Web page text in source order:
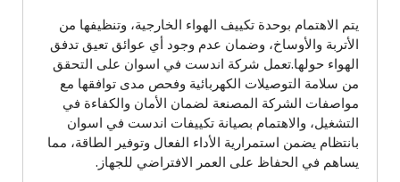
يتم الاهتمام بوحدة تكييف الهواء الخارجية، وتنظيفها من
الأتربة والأوساخ، وضمان عدم وجود أي عوائق تعيق تدفق
الهواء حولها.تعمل شركة اندست في اسوان على التحقق
من سلامة التوصيلات الكهربائية وفحص مدى توافقها مع
مواصفات الشركة المصنعة لضمان الأمان والكفاءة في
التشغيل، والاهتمام بصيانة تكييفات اندست في اسوان
بانتظام يضمن استمرارية الأداء الفعال وتوفير الطاقة، مما
يساهم في الحفاظ على العمر الافتراضي للجهاز.